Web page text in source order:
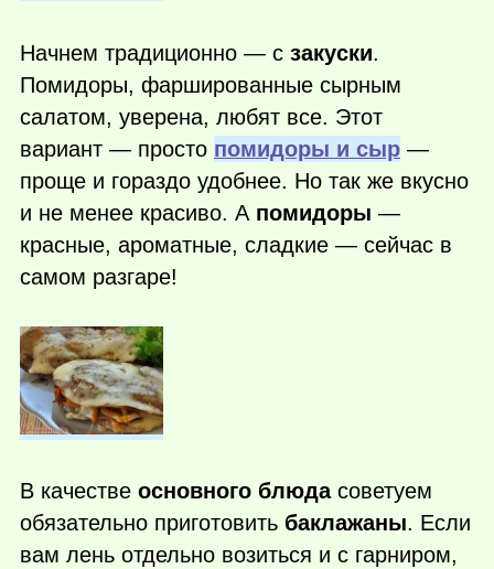
Начнем традиционно — с закуски.
Помидоры, фаршированные сырным
салатом, уверена, любят все. Этот
вариант — просто помидоры и сыр —
проще и гораздо удобнее. Но так же вкусно
и не менее красиво. А помидоры —
красные, ароматные, сладкие — сейчас в
самом разгаре!
В качестве основного блюдасоветуем
обязательно приготовить баклажаны. Если
вам лень отдельно возиться и с гарниром,